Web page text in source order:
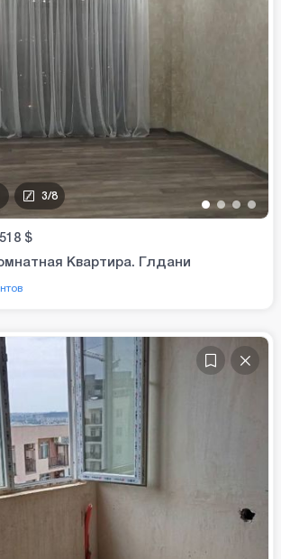
••• •
3/8
$
Квартира. Глдани